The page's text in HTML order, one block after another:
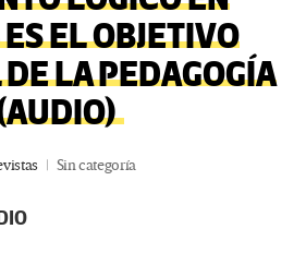
EL OBJETIVO
LA PEDAGOGÍA
Sin categoría